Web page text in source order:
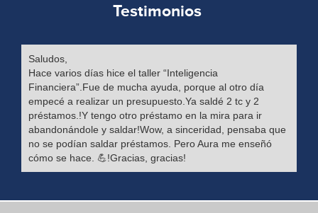
Testimonios
Saludos,
Hace varios días hice el taller “Inteligencia
Financiera”.Fue de mucha ayuda, porque al otro día
empecé a realizar un presupuesto.Ya saldé 2 tc y 2
préstamos.!Y tengo otro préstamo en la mira para ir
abandonándole y saldar!Wow, a sinceridad, pensaba que
no se podían saldar préstamos. Pero Aura me enseñó
cómo se hace. 💪!Gracias, gracias!